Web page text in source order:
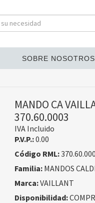
SOBRE NOSOTROS
MANDO CA
370.60.0003
IVA Incluido
P.V.P.:0.00
Código RML:
Familia:MANDOS
Marca:VAILLANT
Disponibilidad: